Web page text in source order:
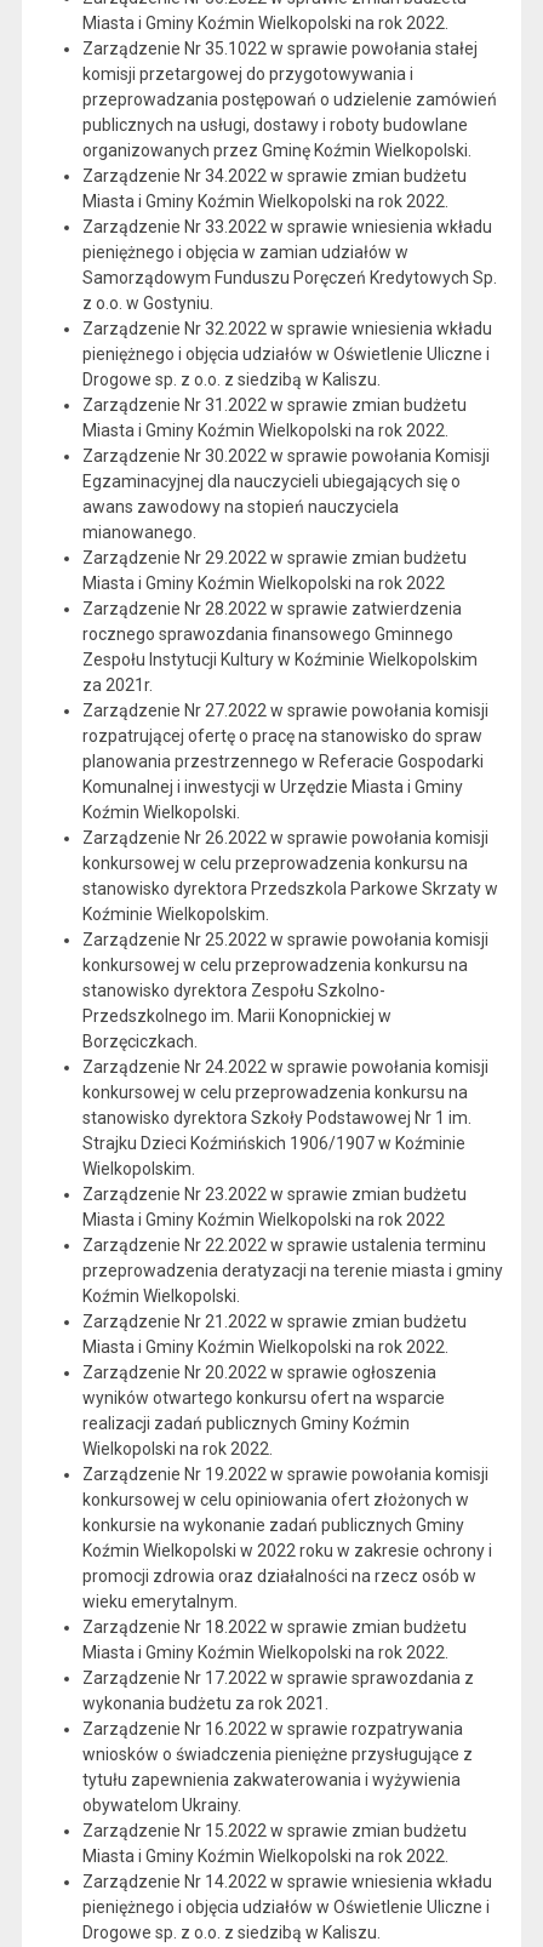
Miasta i Gminy Koźmin Wielkopolski na rok 2022.
Zarządzenie Nr 35.1022 w sprawie powołania stałej
komisji przetargowej do przygotowywania i
przeprowadzania postępowań o udzielenie zamówień
publicznych na usługi, dostawy i roboty budowlane
organizowanych przez Gminę Koźmin Wielkopolski.
Zarządzenie Nr 34.2022 w sprawie zmian budżetu
Miasta i Gminy Koźmin Wielkopolski na rok 2022.
Zarządzenie Nr 33.2022 w sprawie wniesienia wkładu
pieniężnego i objęcia w zamian udziałów w
Samorządowym Funduszu Poręczeń Kredytowych Sp.
z o.o. w Gostyniu.
Zarządzenie Nr 32.2022 w sprawie wniesienia wkładu
pieniężnego i objęcia udziałów w Oświetlenie Uliczne i
Drogowe sp. z o.o. z siedzibą w Kaliszu.
Zarządzenie Nr 31.2022 w sprawie zmian budżetu
Miasta i Gminy Koźmin Wielkopolski na rok 2022.
Zarządzenie Nr 30.2022 w sprawie powołania Komisji
Egzaminacyjnej dla nauczycieli ubiegających się o
awans zawodowy na stopień nauczyciela
mianowanego.
Zarządzenie Nr 29.2022 w sprawie zmian budżetu
Miasta i Gminy Koźmin Wielkopolski na rok 2022
Zarządzenie Nr 28.2022 w sprawie zatwierdzenia
rocznego sprawozdania finansowego Gminnego
Zespołu Instytucji Kultury w Koźminie Wielkopolskim
za 2021r.
Zarządzenie Nr 27.2022 w sprawie powołania komisji
rozpatrującej ofertę o pracę na stanowisko do spraw
planowania przestrzennego w Referacie Gospodarki
Komunalnej i inwestycji w Urzędzie Miasta i Gminy
Koźmin Wielkopolski.
Zarządzenie Nr 26.2022 w sprawie powołania komisji
konkursowej w celu przeprowadzenia konkursu na
stanowisko dyrektora Przedszkola Parkowe Skrzaty w
Koźminie Wielkopolskim.
Zarządzenie Nr 25.2022 w sprawie powołania komisji
konkursowej w celu przeprowadzenia konkursu na
stanowisko dyrektora Zespołu Szkolno-
Przedszkolnego im. Marii Konopnickiej w
Borzęciczkach.
Zarządzenie Nr 24.2022 w sprawie powołania komisji
konkursowej w celu przeprowadzenia konkursu na
stanowisko dyrektora Szkoły Podstawowej Nr 1 im.
Strajku Dzieci Koźmińskich 1906/1907 w Koźminie
Wielkopolskim.
Zarządzenie Nr 23.2022 w sprawie zmian budżetu
Miasta i Gminy Koźmin Wielkopolski na rok 2022
Zarządzenie Nr 22.2022 w sprawie ustalenia terminu
przeprowadzenia deratyzacji na terenie miasta i gminy
Koźmin Wielkopolski.
Zarządzenie Nr 21.2022 w sprawie zmian budżetu
Miasta i Gminy Koźmin Wielkopolski na rok 2022.
Zarządzenie Nr 20.2022 w sprawie ogłoszenia
wyników otwartego konkursu ofert na wsparcie
realizacji zadań publicznych Gminy Koźmin
Wielkopolski na rok 2022.
Zarządzenie Nr 19.2022 w sprawie powołania komisji
konkursowej w celu opiniowania ofert złożonych w
konkursie na wykonanie zadań publicznych Gminy
Koźmin Wielkopolski w 2022 roku w zakresie ochrony i
promocji zdrowia oraz działalności na rzecz osób w
wieku emerytalnym.
Zarządzenie Nr 18.2022 w sprawie zmian budżetu
Miasta i Gminy Koźmin Wielkopolski na rok 2022.
Zarządzenie Nr 17.2022 w sprawie sprawozdania z
wykonania budżetu za rok 2021.
Zarządzenie Nr 16.2022 w sprawie rozpatrywania
wniosków o świadczenia pieniężne przysługujące z
tytułu zapewnienia zakwaterowania i wyżywienia
obywatelom Ukrainy.
Zarządzenie Nr 15.2022 w sprawie zmian budżetu
Miasta i Gminy Koźmin Wielkopolski na rok 2022.
Zarządzenie Nr 14.2022 w sprawie wniesienia wkładu
pieniężnego i objęcia udziałów w Oświetlenie Uliczne i
Drogowe sp. z o.o. z siedzibą w Kaliszu.